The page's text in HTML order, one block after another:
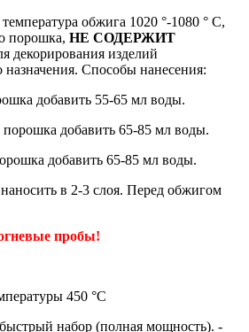
температура обжига 1020 °-1080 ° С,
порошка, НЕ СОДЕРЖИТ
декорирования изделий
назначения. Способы нанесения:
добавить 55-65 мл воды.
порошка добавить 65-85 мл воды.
добавить 65-85 мл воды.
наносить в 2-3 слоя. Перед обжигом
пробы!
450 °С
набор (полная мощность). -